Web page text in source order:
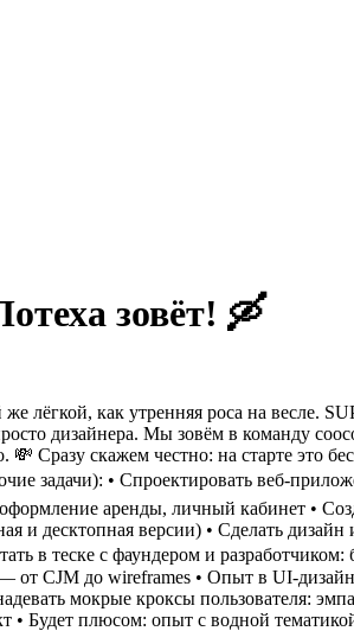
зовёт! 🛶
лёгкой, как утренняя роса на весле.
дизайнера. Мы зовём в команду
💸 Сразу скажем честно: на старте это
задачи): • Спроектировать веб-
аренды, личный кабинет •
и десктопная версии) • Сделать
в теске с фаундером и
от CJM до wireframes • Опыт в UI-
мокрые кроксы пользователя:
• Будет плюсом: опыт с водной